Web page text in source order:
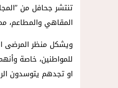
تنتشر جحافل من
المقاهي والمطاعم،
ويشكل منظر المرضى
للمواطنين، خاصة
او تجدهم يتوسدون